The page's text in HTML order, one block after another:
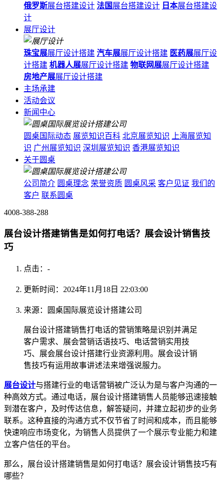
俄罗斯展台搭建设计 法国 展台搭建设计 日本展台搭建设
计
展厅设计
珠宝展展厅设计搭建 汽车展展厅设计搭建 医药展展厅设
计搭建 机器人展展厅设计搭建 物联网展展厅设计搭建
房地产展展厅设计搭建
主场承建
活动会议
新闻中心
圆桌国际动态 展览知识百科 北京展览知识
上海展览知
识 广州展览知识 深圳展览知识 香港展览知识
关于圆桌
公司简介 圆桌理念 荣誉资质 圆桌风采 客户见证 我们的
客户 联系圆桌
4008-388-288
展台设计搭建销售是如何打电话？展会设计销售技
巧
点击： -
更新时间：2024年11月18日 22:03:00
来源：圆桌国际展览设计搭建公司
展台设计搭建销售打电话的营销策略是识别并满足
客户需求、展会营销话语技巧、电话营销实用技
巧、展会展台设计搭建行业资源利用。展会设计销
售技巧有运用故事讲述法来增强说服力。
展台设计与搭建行业的电话营销被广泛认为是与客户沟通的一
种高效方式。通过电话，展台设计搭建销售人员能够迅速接触
到潜在客户，及时传达信息，解答疑问，并建立起初步的业务
联系。这种直接的沟通方式不仅节省了时间和成本，而且能够
快速响应市场变化，为销售人员提供了一个展示专业能力和建
立客户信任的平台。
那么，展台设计搭建销售是如何打电话？展会设计销售技巧有
哪些？